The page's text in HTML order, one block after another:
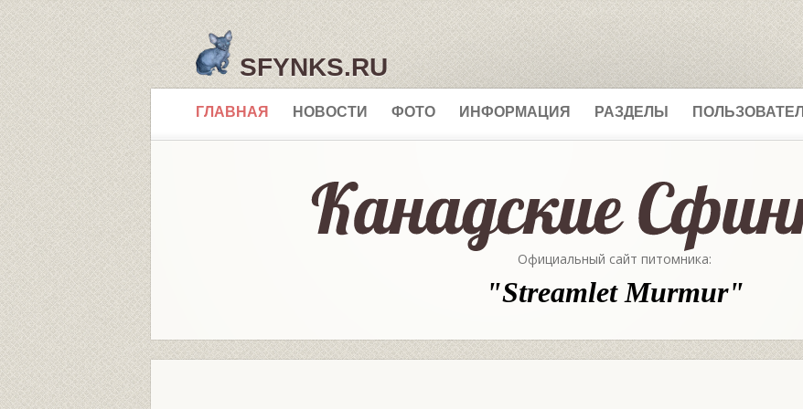
SFYNKS.RU
ГЛАВНАЯ НОВОСТИ ФОТО ИНФОРМАЦИЯ РАЗДЕЛЫ
Официальный сайт питомника:
"Streamlet Murmur"